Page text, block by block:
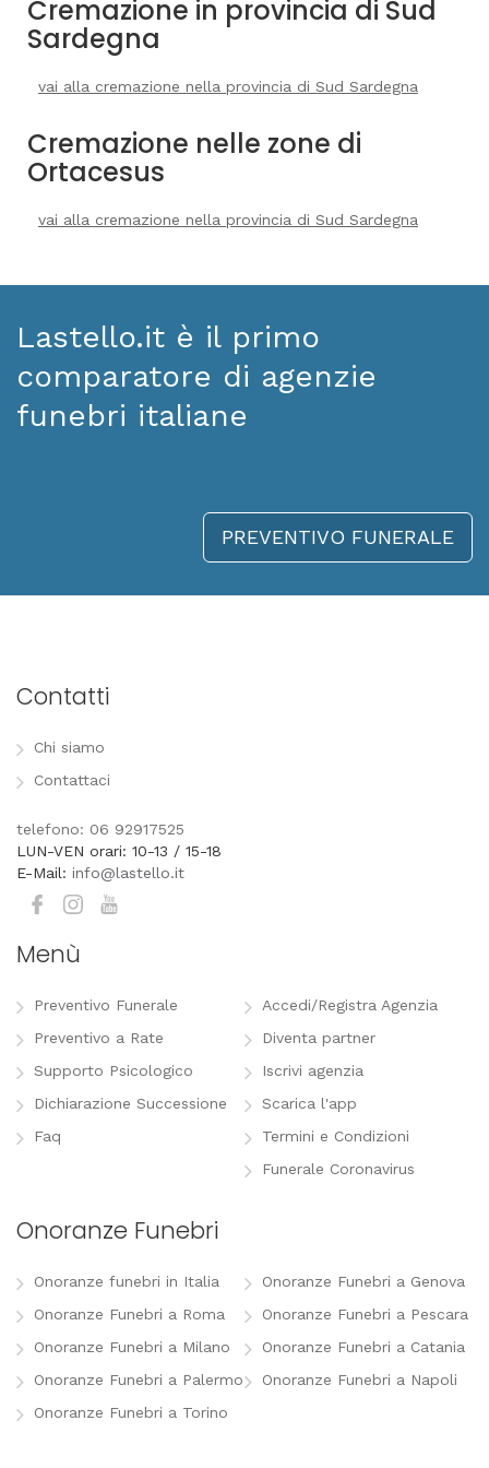
Cremazione in provincia di Sud
Sardegna
vai alla cremazione nella provincia di Sud Sardegna
Cremazione nelle zone di
Ortacesus
vai alla cremazione nella provincia di Sud Sardegna
Lastello.it è il primo
comparatore di agenzie
funebri italiane
PREVENTIVO FUNERALE
Contatti
Chi siamo
Contattaci
telefono: 06 92917525
LUN-VEN orari: 10-13 / 15-18
E-Mail: info@lastello.it
Menù
Preventivo Funerale
Preventivo a Rate
Supporto Psicologico
Dichiarazione Successione
Faq
Accedi/Registra Agenzia
Diventa partner
Iscrivi agenzia
Scarica l'app
Termini e Condizioni
Funerale Coronavirus
Onoranze Funebri
Onoranze funebri in Italia
Onoranze Funebri a Roma
Onoranze Funebri a Milano
Onoranze Funebri a Palermo
Onoranze Funebri a Torino
Onoranze Funebri a Genova
Onoranze Funebri a Pescara
Onoranze Funebri a Catania
Onoranze Funebri a Napoli